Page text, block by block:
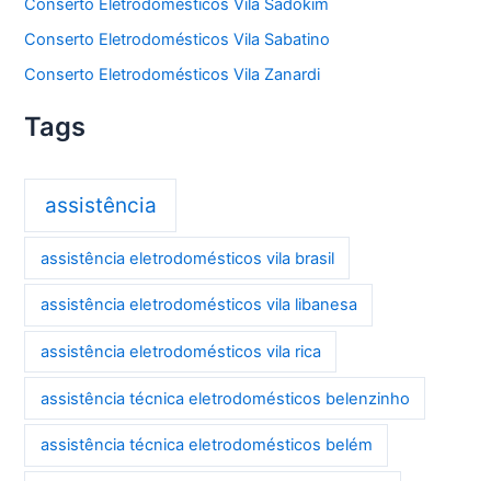
Conserto Eletrodomésticos Vila Sadokim
Conserto Eletrodomésticos Vila Sabatino
Conserto Eletrodomésticos Vila Zanardi
Tags
assistência
assistência eletrodomésticos vila brasil
assistência eletrodomésticos vila libanesa
assistência eletrodomésticos vila rica
assistência técnica eletrodomésticos belenzinho
assistência técnica eletrodomésticos belém